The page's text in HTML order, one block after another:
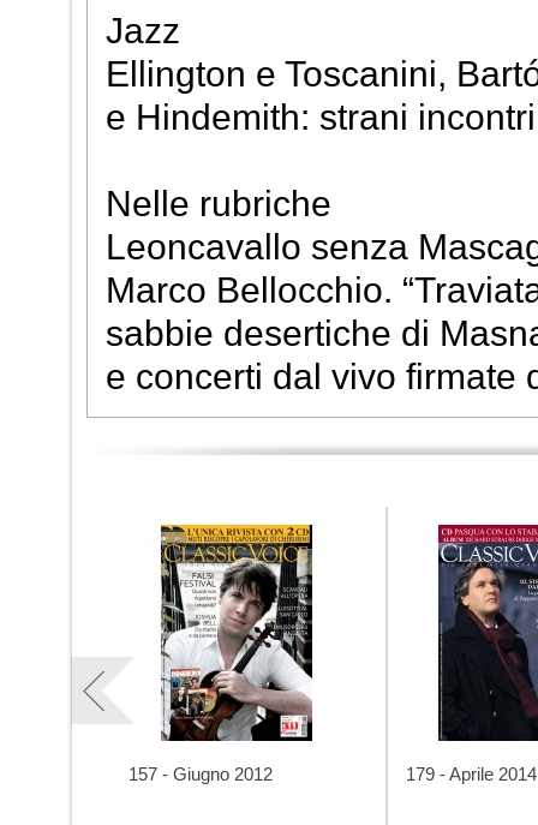
Jazz
Ellington e Toscanini,
e Hindemith: strani
Nelle rubriche
Leoncavallo senza
Marco Bellocchio.
sabbie desertiche di
e concerti dal vivo firmate
157 - Giugno 2012 179 - Aprile 2014